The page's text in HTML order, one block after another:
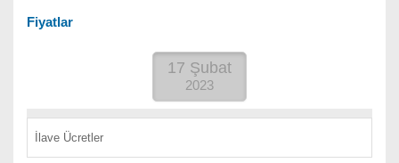
Fiyatlar
17 Şubat
2023
İlave Ücretler